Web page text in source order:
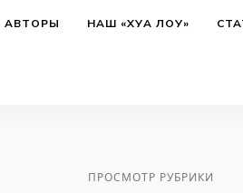
АВТОРЫ НАШ «ХУА ЛОУ»
ПРОСМОТР РУБРИКИ